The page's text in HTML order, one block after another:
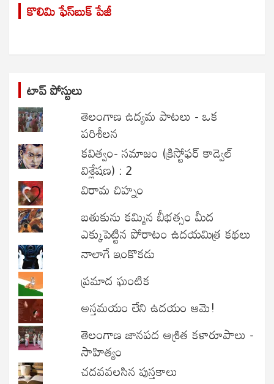
c కొలిమి ఫేస్‌బుక్ పేజీ
టాప్ పోస్టులు
తెలంగాణ ఉద్యమ పాటలు - ఒక
పరిశీలన
కవిత్వం- సమాజం (క్రిస్టోఫర్ కాడ్వెల్
విశ్లేషణ) : 2
విరామ చిహ్నం
బతుకును కమ్మిన బీభత్సం మీద
ఎక్కుపెట్టిన పోరాటం ఉదయమిత్ర కథలు
నాలాగే ఇంకొకడు
ప్రమాద ఘంటిక
అస్తమయం లేని ఉదయం ఆమె!
తెలంగాణ జానపద ఆశ్రిత కళారూపాలు -
సాహిత్యం
చదవవలసిన పుస్తకాలు